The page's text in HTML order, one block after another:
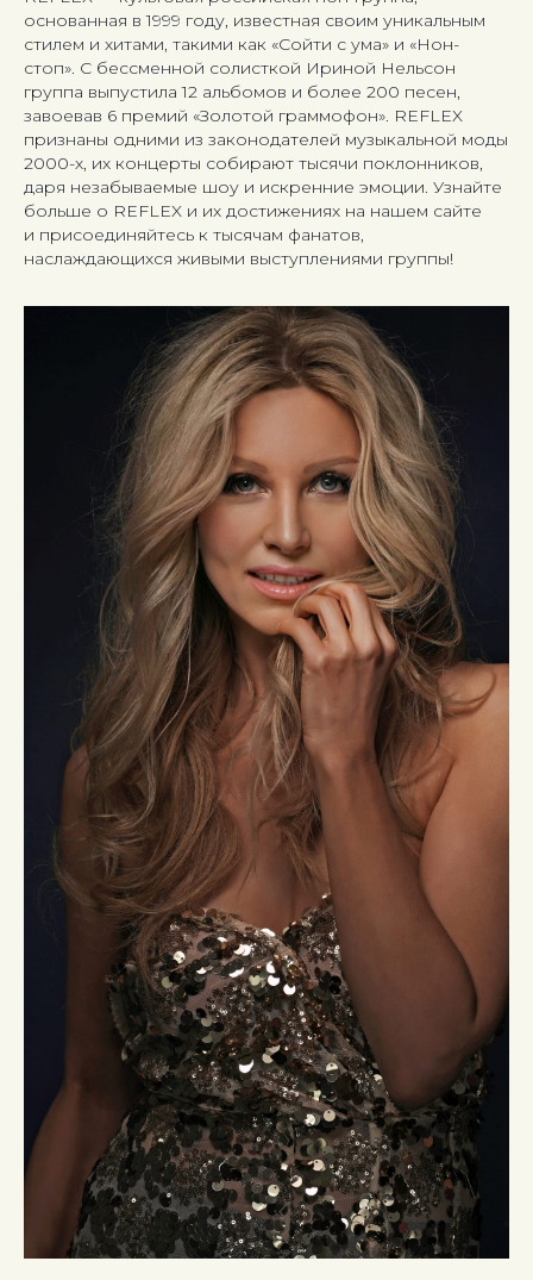
основанная в 1999 году, известная своим уникальным
стилем и хитами, такими как «Сойти с ума» и «Нон-
стоп». С бессменной солисткой Ириной Нельсон
группа выпустила 12 альбомов и более 200 песен,
завоевав 6 премий «Золотой граммофон». REFLEX
признаны одними из законодателей музыкальной моды
2000-х, их концерты собирают тысячи поклонников,
даря незабываемые шоу и искренние эмоции. Узнайте
больше о REFLEX и их достижениях на нашем сайте
и присоединяйтесь к тысячам фанатов,
наслаждающихся живыми выступлениями группы!